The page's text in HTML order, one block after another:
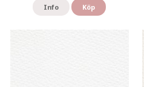
Info Köp